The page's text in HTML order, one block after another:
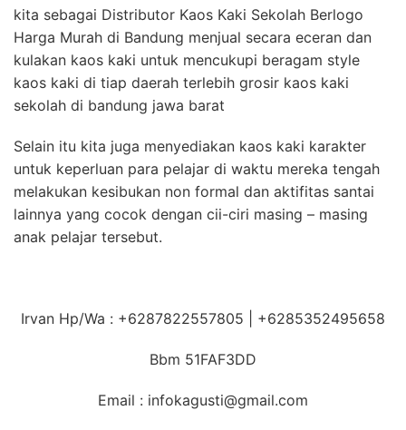
kita sebagai Distributor Kaos Kaki Sekolah Berlogo
Harga Murah di Bandung menjual secara eceran dan
kulakan kaos kaki untuk mencukupi beragam style
kaos kaki di tiap daerah terlebih grosir kaos kaki
sekolah di bandung jawa barat
Selain itu kita juga menyediakan kaos kaki karakter
untuk keperluan para pelajar di waktu mereka tengah
melakukan kesibukan non formal dan aktifitas santai
lainnya yang cocok dengan cii-ciri masing – masing
anak pelajar tersebut.
Irvan Hp/Wa : +6287822557805 | +6285352495658
Bbm 51FAF3DD
Email : infokagusti@gmail.com